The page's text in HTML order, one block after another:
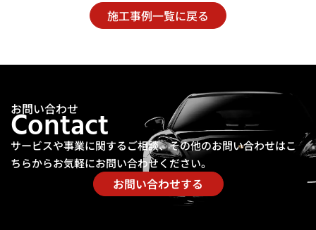
施工事例一覧に戻る
Contact
お問い合わせ
サービスや事業に関するご相談、その他のお問い合わせはこ
ちらからお気軽にお問い合わせください。
お問い合わせする